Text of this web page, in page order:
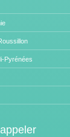
Pyrénées